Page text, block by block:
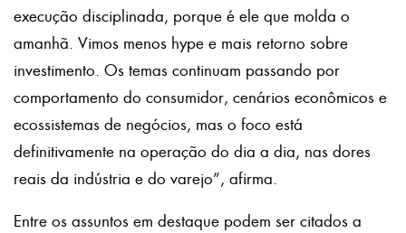
execução disciplinada, porque é ele que molda o
amanhã. Vimos menos hype e mais retorno sobre
investimento. Os temas continuam passando por
comportamento do consumidor, cenários econômicos e
ecossistemas de negócios, mas o foco está
definitivamente na operação do dia a dia, nas dores
reais da indústria e do varejo”, afirma.
Entre os assuntos em destaque podem ser citados a